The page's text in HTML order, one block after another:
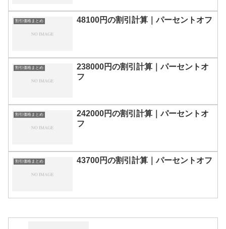
割引価格まとめ 48100円の割引計算｜パーセントオフ
割引価格まとめ
238000円の割引計算｜パーセントオ
フ
割引価格まとめ
242000円の割引計算｜パーセントオ
フ
割引価格まとめ 43700円の割引計算｜パーセントオフ